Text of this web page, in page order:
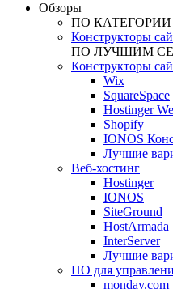
Обзоры
ПО КАТЕГОРИИ
Конструкторы
ПО ЛУЧШИМ
Конструкторы
Wix
SquareSpace
Hostinger
Shopify
IONOS
Лучшие
Веб-хостинг
Hostinger
IONOS
SiteGround
HostArmada
InterServer
Лучшие
ПО для
monday.com